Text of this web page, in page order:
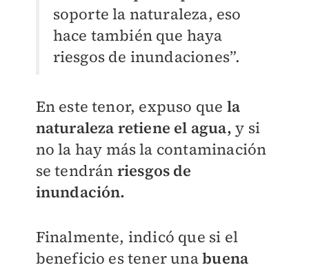
soporte la naturaleza, eso
hace también que haya
riesgos de inundaciones”.
En este tenor, expuso que la
naturaleza retiene el agua,y si
no la hay más la contaminación
se tendrán riesgos de
inundación.
Finalmente, indicó que si el
beneficio es tener unabuena